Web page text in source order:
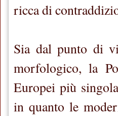
ricca di
Sia dal punto di
morfologico, la
Europei più
in quanto le